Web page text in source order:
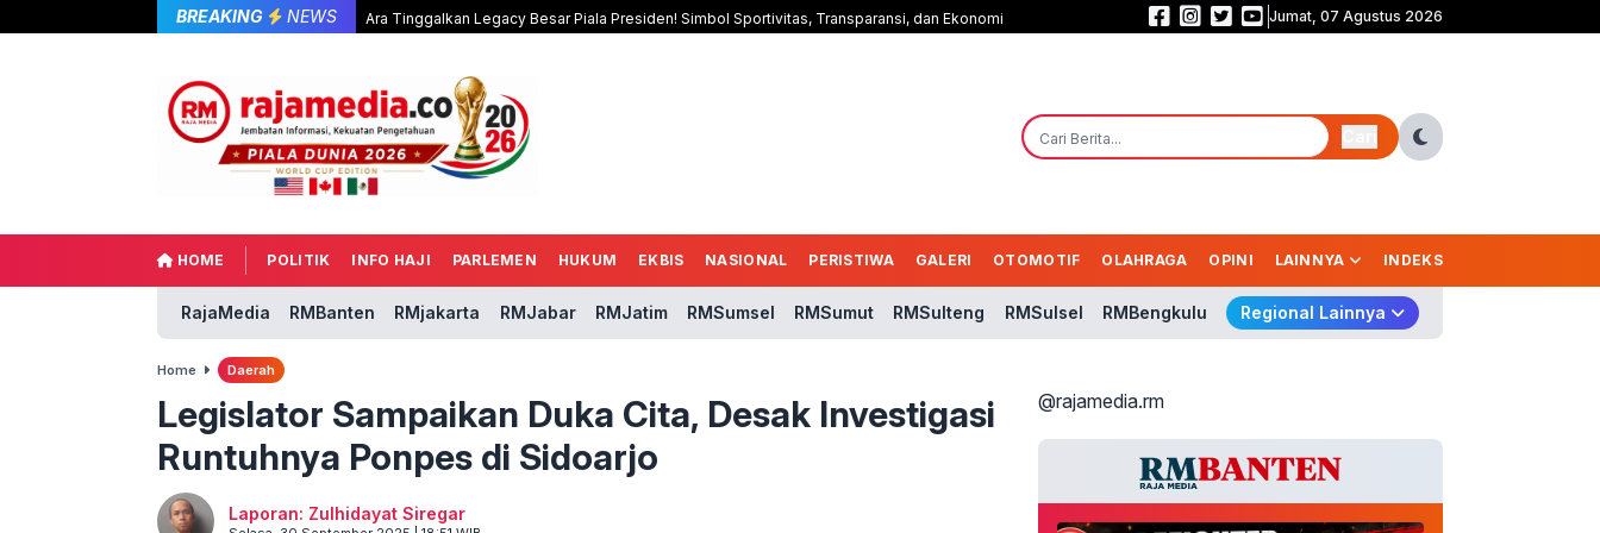
BREAKING NEWS Ara Tinggalkan Legacy Besar Piala Presiden! Simbol Sportivitas, Transparansi, dan Ekonomi Geger! 995 Senjata Api Ditemukan di Sekolah, TB Hasanuddin: Usut
Jumat, 07 Agustus 2026
HOME POLITIK INFO HAJI PARLEMEN HUKUM EKBIS NASIONAL PERISTIWA GALERI OTOMOTIF OLAHRAGA OPINI LAINNYA INDEKS
RajaMedia RMBanten RMjakarta RMJabar RMJatim RMSumsel RMSumut RMSulteng RMSulsel RMBengkulu Regional Lainnya
Home Daerah
Legislator Sampaikan Duka Cita, Desak Investigasi
Runtuhnya Ponpes di Sidoarjo
Laporan: Zulhidayat Siregar
@rajamedia.rm